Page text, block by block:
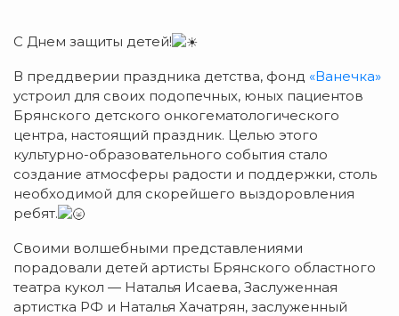
С Днем защиты детей!
В преддверии праздника детства, фонд «Ванечка»
устроил для своих подопечных, юных пациентов
Брянского детского онкогематологического
центра, настоящий праздник. Целью этого
культурно-образовательного события стало
создание атмосферы радости и поддержки, столь
необходимой для скорейшего выздоровления
ребят.
Своими волшебными представлениями
порадовали детей артисты Брянского областного
театра кукол — Наталья Исаева, Заслуженная
артистка РФ и Наталья Хачатрян, заслуженный